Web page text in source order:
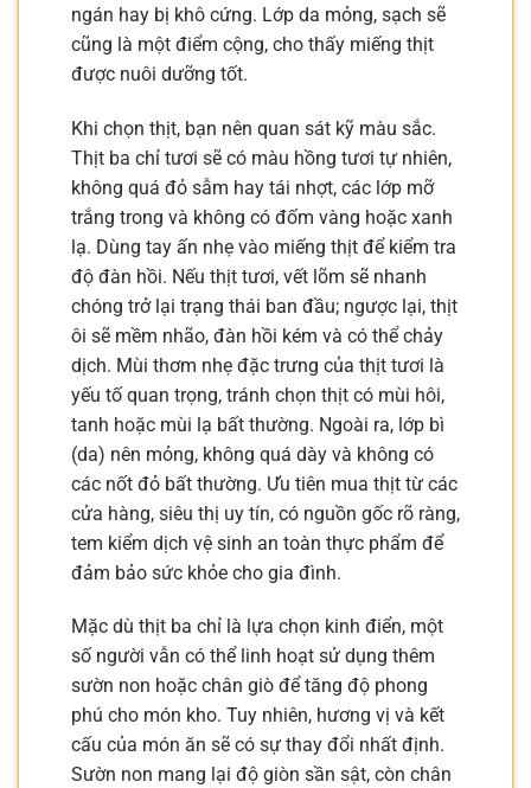
ngán hay bị khô cứng. Lớp da mỏng, sạch sẽ
cũng là một điểm cộng, cho thấy miếng thịt
được nuôi dưỡng tốt.
Khi chọn thịt, bạn nên quan sát kỹ màu sắc.
Thịt ba chỉ tươi sẽ có màu hồng tươi tự nhiên,
không quá đỏ sẫm hay tái nhợt, các lớp mỡ
trắng trong và không có đốm vàng hoặc xanh
lạ. Dùng tay ấn nhẹ vào miếng thịt để kiểm tra
độ đàn hồi. Nếu thịt tươi, vết lõm sẽ nhanh
chóng trở lại trạng thái ban đầu; ngược lại, thịt
ôi sẽ mềm nhão, đàn hồi kém và có thể chảy
dịch. Mùi thơm nhẹ đặc trưng của thịt tươi là
yếu tố quan trọng, tránh chọn thịt có mùi hôi,
tanh hoặc mùi lạ bất thường. Ngoài ra, lớp bì
(da) nên mỏng, không quá dày và không có
các nốt đỏ bất thường. Ưu tiên mua thịt từ các
cửa hàng, siêu thị uy tín, có nguồn gốc rõ ràng,
tem kiểm dịch vệ sinh an toàn thực phẩm để
đảm bảo sức khỏe cho gia đình.
Mặc dù thịt ba chỉ là lựa chọn kinh điển, một
số người vẫn có thể linh hoạt sử dụng thêm
sườn non hoặc chân giò để tăng độ phong
phú cho món kho. Tuy nhiên, hương vị và kết
cấu của món ăn sẽ có sự thay đổi nhất định.
Sườn non mang lại độ giòn sần sật, còn chân